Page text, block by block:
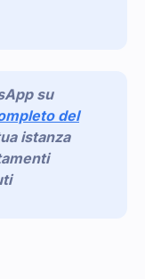
su
del
istanza